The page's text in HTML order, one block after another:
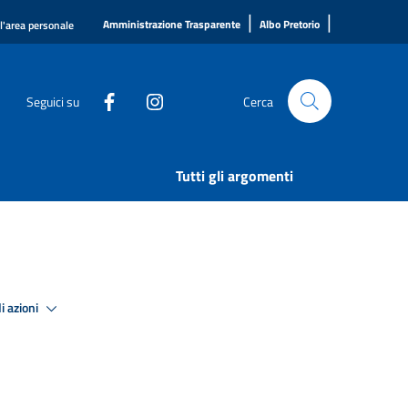
personale Amministrazione Trasparente | Albo Pretorio |
Seguici su Cerca
Tutti gli argomenti
azioni